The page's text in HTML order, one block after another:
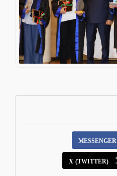
MESSENGER
X (TWITTER)